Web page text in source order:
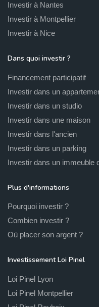
Investir à Nantes
Investir à Montpellier
Investir à Nice
Dans quoi investir ?
Financement participatif
Investir dans un
Investir dans un studio
Investir dans une maison
Investir dans l'ancien
Investir dans un parking
Investir dans un immeuble
Plus d'informations
Pourquoi investir ?
Combien investir ?
Où placer son argent ?
Investissement Loi Pinel
Loi Pinel Lyon
Loi Pinel Montpellier